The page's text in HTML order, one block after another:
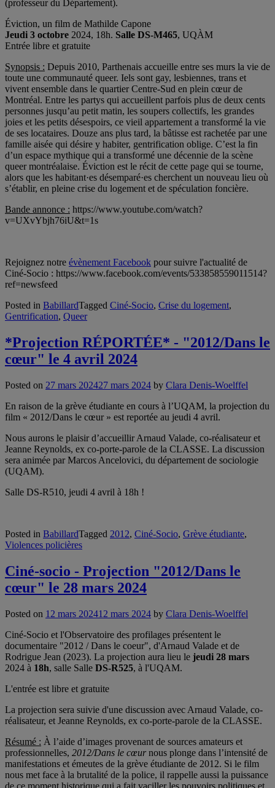
(professeur du Département).
Éviction, un film de Mathilde Capone
Jeudi 3 octobre 2024, 18h. Salle DS-M465, UQÀM
Entrée libre et gratuite
Synopsis : Depuis 2010, Parthenais accueille entre ses murs la vie de
toute une communauté queer. Iels sont gay, lesbiennes, trans et
vivent ensemble dans le quartier Centre-Sud en plein cœur de
Montréal. Entre les partys qui accueillent parfois plus de deux cents
personnes jusqu’au petit matin, les soupers collectifs, les grandes
joies et les petits désespoirs, ce vieil appartement a transformé la vie
de ses locataires. Douze ans plus tard, la bâtisse est rachetée par une
famille aisée qui désire y habiter, gentrification oblige. C’est la fin
d’un espace mythique qui a transformé une décennie de la scène
queer montréalaise. Éviction est le récit de cette page qui se tourne,
alors que les habitant·es désemparé·es cherchent un nouveau lieu où
s’établir, en pleine crise du logement et de spéculation foncière.
Bande annonce : https://www.youtube.com/watch?
v=UXvYbjh76iU&t=1s
Rejoignez notre évènement Facebook pour suivre l'actualité de
Ciné-Socio : https://www.facebook.com/events/533858559011514?
ref=newsfeed
Posted in BabillardTagged Ciné-Socio, Crise du logement,
Gentrification, Queer
*Projection RÉPORTÉE* - "2012/Dans le
cœur" le 4 avril 2024
Posted on 27 mars 202427 mars 2024 by Clara Denis-Woelffel
En raison de la grève étudiante en cours à l’UQAM, la projection du
film « 2012/Dans le cœur » est reportée au jeudi 4 avril.
Nous aurons le plaisir d’accueillir Arnaud Valade, co-réalisateur et
Jeanne Reynolds, ex co-porte-parole de la CLASSE. La discussion
sera animée par Marcos Ancelovici, du département de sociologie
(UQAM).
Salle DS-R510, jeudi 4 avril à 18h !
Posted in BabillardTagged 2012, Ciné-Socio, Grève étudiante,
Violences policières
Ciné-socio - Projection "2012/Dans le
cœur" le 28 mars 2024
Posted on 12 mars 202412 mars 2024 by Clara Denis-Woelffel
Ciné-Socio et l'Observatoire des profilages présentent le
documentaire "2012 / Dans le coeur", d'Arnaud Valade et de
Rodrigue Jean (2023). La projection aura lieu le jeudi 28 mars
2024 à 18h, salle Salle DS-R525, à l'UQAM.
L'entrée est libre et gratuite
La projection sera suivie d'une discussion avec Arnaud Valade, co-
réalisateur, et Jeanne Reynolds, ex co-porte-parole de la CLASSE.
Résumé : À l’aide d’images provenant de sources amateurs et
professionnelles, 2012/Dans le cœurnous plonge dans l’intensité de
manifestations et émeutes de la grève étudiante de 2012. Si le film
nous met face à la brutalité de la police, il rappelle aussi la puissance
de ce moment historique qui a fait vaciller les pouvoirs politiques et